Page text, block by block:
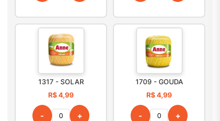
1317 - SOLAR
R$ 4,99
- +
1709 - GOUDA
R$ 4,99
- +